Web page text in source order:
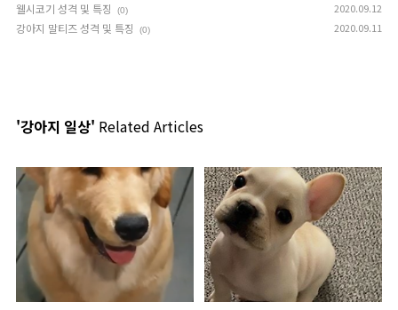
웰시코기 성격 및 특징 (0) 2020.09.12
강아지 말티즈 성격 및 특징 (0) 2020.09.11
'강아지 일상' Related Articles